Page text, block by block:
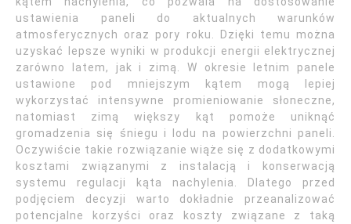
ustawienia paneli do aktualnych warunków
atmosferycznych oraz pory roku. Dzięki temu można
uzyskać lepsze wyniki w produkcji energii elektrycznej
zarówno latem, jak i zimą. W okresie letnim panele
ustawione pod mniejszym kątem mogą lepiej
wykorzystać intensywne promieniowanie słoneczne,
natomiast zimą większy kąt pomoże uniknąć
gromadzenia się śniegu i lodu na powierzchni paneli.
Oczywiście takie rozwiązanie wiąże się z dodatkowymi
kosztami związanymi z instalacją i konserwacją
systemu regulacji kąta nachylenia. Dlatego przed
podjęciem decyzji warto dokładnie przeanalizować
potencjalne korzyści oraz koszty związane z taką